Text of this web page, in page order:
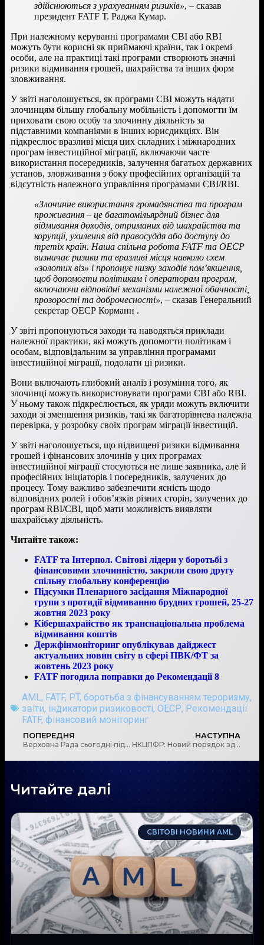
здійснюються з урахуванням ризиків», – сказав
президент FATF Т. Раджа Кумар.
При належному керуванні програмами CBI або RBI
можуть бути корисні як приймаючі країни, так і окремі
особи, але на практиці такі програми створюють значні
ризики відмивання грошей, шахрайства та інших форм
зловживання.
У звіті наголошується, як програми CBI можуть надати
злочинцям більшу глобальну мобільність і допомогти їм
приховати свою особу та злочинну діяльність за
підставними компаніями в інших юрисдикціях. Він
підкреслює вразливі місця цих складних і міжнародних
програм інвестиційної міграції, включаючи часте
використання посередників, залучення багатьох державних
установ, зловживання з боку професійних організацій та
відсутність належного управління програмами CBI/RBI.
«Злочинне використання громадянства та програм
проживання – це багатомільярдний бізнес для
відмивання доходів, отриманих від шахрайства та
корупції, ухилення від правосуддя або доступу до
третіх країн. Наша спільна робота FATF та ОЕСР
визначає ризики та вразливі місця навколо схем
«золотих віз» і пропонує низку заходів пом’якшення,
щоб допомогти політикам і операторам програм,
включаючи відповідні механізми належної обачності,
прозорості та доброчесності», – сказав Генеральний
секретар ОЕСР Корманн .
У звіті пропонуються заходи та наводяться приклади
належної практики, які можуть допомогти політикам і
особам, відповідальним за управління програмами
інвестиційної міграції, подолати ці ризики.
Вони включають глибокий аналіз і розуміння того, як
злочинці можуть використовувати програми CBI або RBI.
У ньому також підкреслюється, як уряди можуть включити
заходи зі зменшення ризиків, такі як багаторівнева належна
перевірка, у розробку своїх програм міграції інвестицій.
У звіті наголошується, що підвищені ризики відмивання
грошей і фінансових злочинів у цих програмах
інвестиційної міграції стосуються не лише заявника, але й
професійних ініціаторів і посередників, залучених до
процесу. Тому важливо забезпечити ясність щодо
відповідних ролей і обов’язків різних сторін, залучених до
програм RBI/CBI, щоб мати можливість виявляти
шахрайську діяльність.
Читайте також:
FATF та Інтерпол. Світові лідери у боротьбі з
фінансовими злочинністю, закрили свою другу
спільну глобальну конференцію
Підсумки Пленарного засідання Міжнародної
групи з протидії відмиванню брудних грошей, 25-27
жовтня 2023 року
Кібершахрайство як транснаціональна проблема
відмивання коштів
Держфінмоніторинг опублікував дайджест
актуальних новин світу в сфері ПВК/ФТ за
жовтень 2023 року
FATF погодила поправки до Рекомендації 8
AML, FATF, PT, боротьба з фінансуванням тероризму,
звіти, індикатори ризиковості, ОЕСР, Рекомендації
FATF, фінансовий моніторинг
ПОПЕРЕДНЯ
Верховна Рада сьогодні підтримала рішення РНБО про секторальні санкції проти рф і білорусі
НАСТУПНА
НКЦПФР: Новий порядок здійснення емісії акцій
Читайте далі
СВІТОВІ НОВИНИ AML